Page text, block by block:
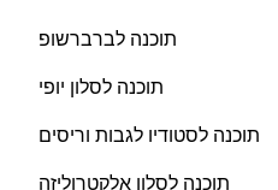
תוכנה לברברשופ
תוכנה לסלון יופי
תוכנה לסטודיו לגבות וריסים
תוכנה לסלון אלקטרוליזה